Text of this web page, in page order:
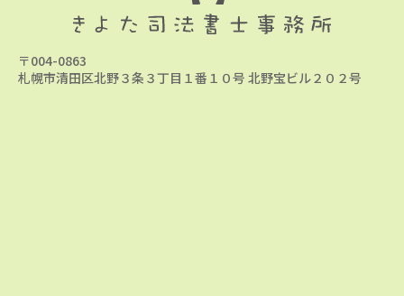
〒004-0863
札幌市清田区北野３条３丁目１番１０号 北野宝ビル２０２号